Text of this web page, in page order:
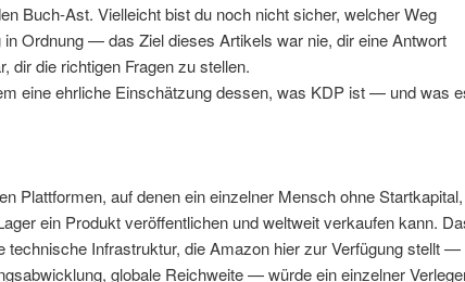
Buch-Ast. Vielleicht bist du noch nicht sicher, welcher Weg
Ordnung — das Ziel dieses Artikels war nie, dir eine Antwort
dir die richtigen Fragen zu stellen.
eine ehrliche Einschätzung dessen, was KDP ist — und was
Plattformen, auf denen ein einzelner Mensch ohne Startkapital,
ein Produkt veröffentlichen und weltweit verkaufen kann.
technische Infrastruktur, die Amazon hier zur Verfügung stellt —
globale Reichweite — würde ein einzelner